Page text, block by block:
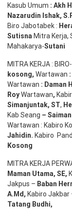
Kasub Umum : Akh
Nazarudin Ishak,
Biro Jabotabek :
Sutisna Mitra Kerja,
Mahakarya-Sutani
MITRA KERJA :
kosong, Wartawan :
Wartawan : Daman
RoyWartawan,
Simanjuntak, ST,
Kab Seang –
Wartawan : Kabiro
Jahidin. Kabiro
Kosong
MITRA KERJA
Maman Utama, SE,
Jakpus – Baban
A.Md, Kabiro Jakbar
Tatang Budhi,